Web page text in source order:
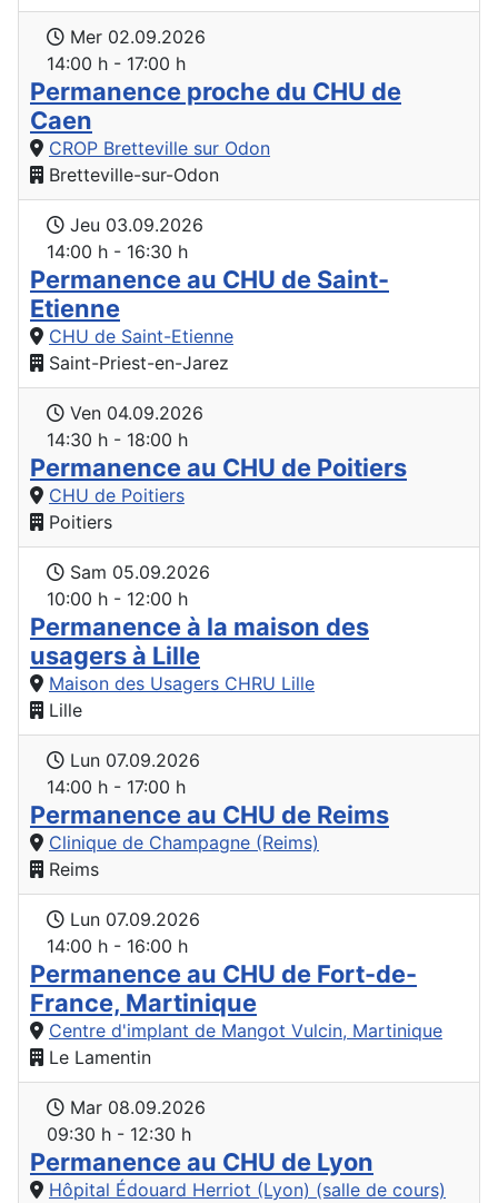
Mer 02.09.2026
14:00 h - 17:00 h
Permanence proche du CHU de
Caen
CROP Bretteville sur Odon
Bretteville-sur-Odon
Jeu 03.09.2026
14:00 h - 16:30 h
Permanence au CHU de Saint-
Etienne
CHU de Saint-Etienne
Saint-Priest-en-Jarez
Ven 04.09.2026
14:30 h - 18:00 h
Permanence au CHU de Poitiers
CHU de Poitiers
Poitiers
Sam 05.09.2026
10:00 h - 12:00 h
Permanence à la maison des
usagers à Lille
Maison des Usagers CHRU Lille
Lille
Lun 07.09.2026
14:00 h - 17:00 h
Permanence au CHU de Reims
Clinique de Champagne (Reims)
Reims
Lun 07.09.2026
14:00 h - 16:00 h
Permanence au CHU de Fort-de-
France, Martinique
Centre d'implant de Mangot Vulcin, Martinique
Le Lamentin
Mar 08.09.2026
09:30 h - 12:30 h
Permanence au CHU de Lyon
Hôpital Édouard Herriot (Lyon) (salle de cours)